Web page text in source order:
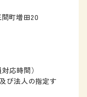
町増田20
応時間）
び法人の指定す